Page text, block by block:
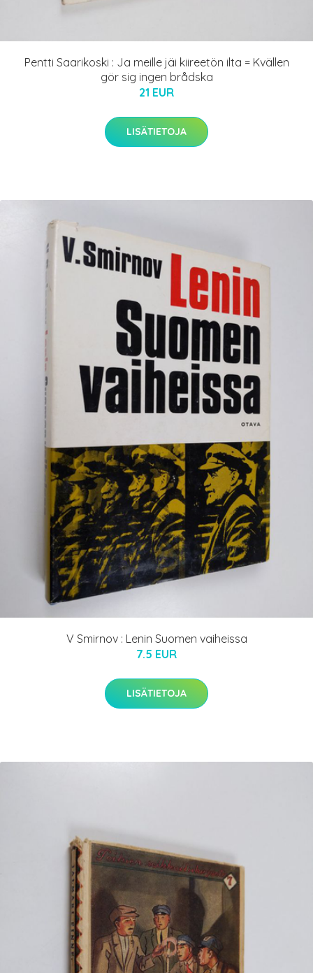
Pentti Saarikoski : Ja meille jäi kiireetön ilta = Kvällen
gör sig ingen brådska
21 EUR
LISÄTIETOJA
V Smirnov : Lenin Suomen vaiheissa
7.5 EUR
LISÄTIETOJA